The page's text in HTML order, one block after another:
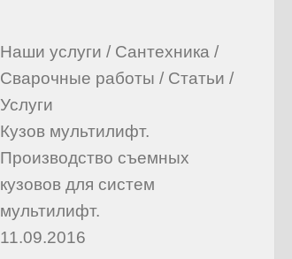
Наши услуги / Сантехника /
Сварочные работы / Статьи /
Услуги
Кузов мультилифт.
Производство съемных
кузовов для систем
мультилифт.
11.09.2016